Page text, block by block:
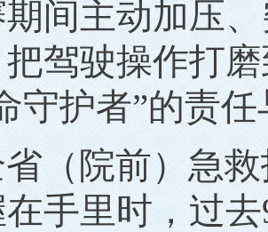
间主动加压
驾驶操作打
守护者”的责
省（院前）急
手里时，过